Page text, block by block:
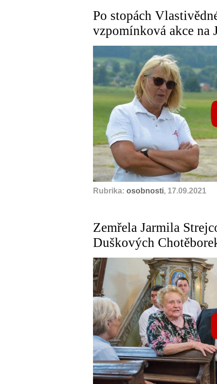
Po stopách
vzpomínková akce na
Rubrika: osobnosti, 17.09.2021
Zemřela Jarmila
Duškových